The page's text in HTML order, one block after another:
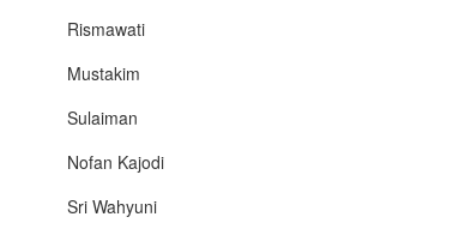
Rismawati
Mustakim
Sulaiman
Nofan Kajodi
Sri Wahyuni